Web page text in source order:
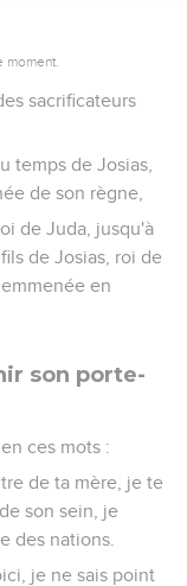
sacrificateurs
temps de Josias,
de son règne,
de Juda, jusqu'à
de Josias, roi de
en
son porte-
ces mots :
de ta mère, je te
son sein, je
des nations.
je ne sais point